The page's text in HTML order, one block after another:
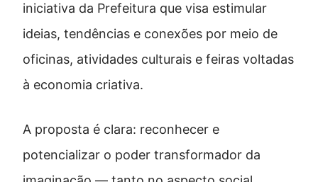
iniciativa da Prefeitura que visa estimular
ideias, tendências e conexões por meio de
oficinas, atividades culturais e feiras voltadas
à economia criativa.
A proposta é clara: reconhecer e
potencializar o poder transformador da